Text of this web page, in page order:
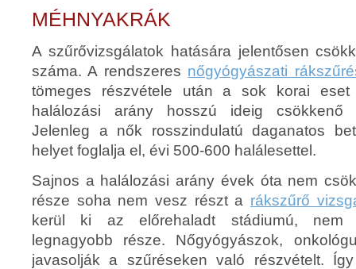
MÉHNYAKRÁK
A szűrővizsgálatok hatására jelentősen
száma. A rendszeres nőgyógyászati
tömeges részvétele után a sok korai eset
halálozási arány hosszú ideig csökkenő
Jelenleg a nők rosszindulatú daganatos
helyet foglalja el, évi 500-600 halálesettel.
Sajnos a halálozási arány évek óta nem
része soha nem vesz részt a rákszűrő
kerül ki az előrehaladt stádiumú, nem
legnagyobb része. Nőgyógyászok,
javasolják a szűréseken való részvételt.